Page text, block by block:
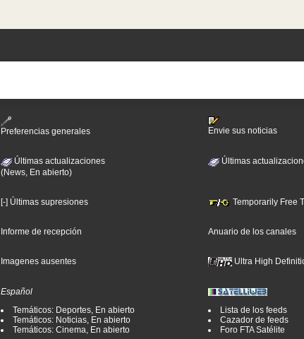
Preferencias generales
Envie sus noticias
Últimas actualizaciones
(News, En abierto)
Últimas
[-] Últimas supresiones Temporarily Free
Informe de recepción Anuario de los canales
Imagenes ausentes Ultra High
Español
Temáticos: Deportes, En abierto
Temáticos: Noticias, En abierto
Temáticos: Cinema, En abierto
Lista de los feeds
Cazador de feeds
Foro FTA Satélite